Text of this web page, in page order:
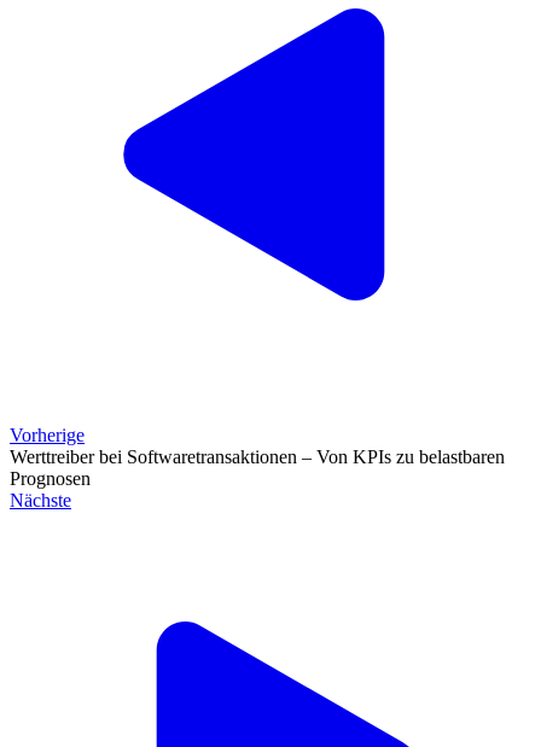
Vorherige
Werttreiber bei Softwaretransaktionen – Von KPIs zu belastbaren
Prognosen
Nächste